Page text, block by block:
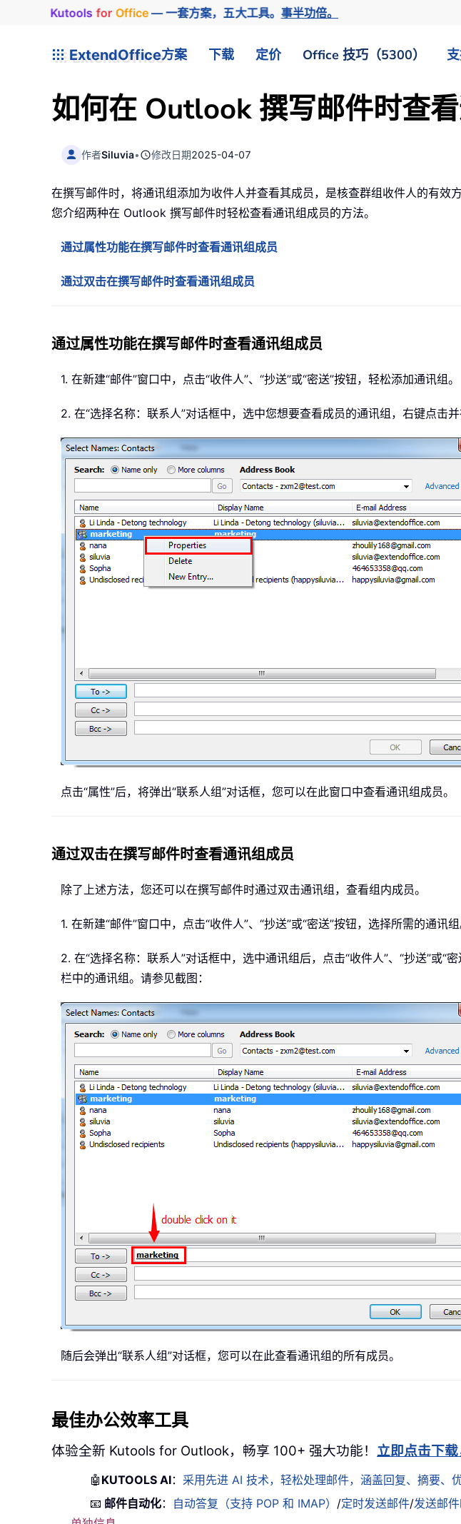
Kutools for Office— 一套方案，五大工具。事半功倍。
ExtendOffice方案 下载 定价 Office 技巧（5300）
如何在 Outlook 撰写邮件时查看
作者Siluvia• 修改日期2025-04-07
在撰写邮件时，将通讯组添加为收件人并查看其成员，是核查群组收件人的有
您介绍两种在 Outlook 撰写邮件时轻松查看通讯组成员的方法。
通过属性功能在撰写邮件时查看通讯组成员
通过双击在撰写邮件时查看通讯组成员
通过属性功能在撰写邮件时查看通讯组成员
1. 在新建“邮件”窗口中，点击“收件人”、“抄送”或“密送”按钮，轻松添加通讯组。
2. 在“选择名称：联系人”对话框中，选中您想要查看成员的通讯组，右键点击并
点击“属性”后，将弹出“联系人组”对话框，您可以在此窗口中查看通讯组成员。
通过双击在撰写邮件时查看通讯组成员
除了上述方法，您还可以在撰写邮件时通过双击通讯组，查看组内成员。
1. 在新建“邮件”窗口中，点击“收件人”、“抄送”或“密送”按钮，选择所需的通讯组
2. 在“选择名称：联系人”对话框中，选中通讯组后，点击“收件人”、“抄送”或“
栏中的通讯组。请参见截图：
随后会弹出“联系人组”对话框，您可以在此查看通讯组的所有成员。
最佳办公效率工具
体验全新 Kutools for Outlook，畅享 100+ 强大功能！ 立即点击下载
🤖 KUTOOLS AI： 采用先进 AI 技术，轻松处理邮件，涵盖回复、摘要、
📧 邮件自动化： 自动答复（支持 POP 和 IMAP） /定时发送邮件/发送邮